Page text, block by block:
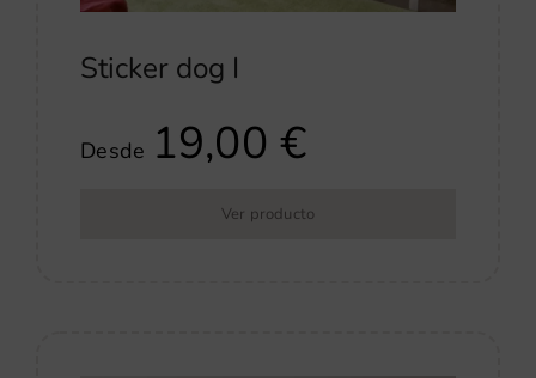
Sticker dog I
Desde 19,00€
Ver producto